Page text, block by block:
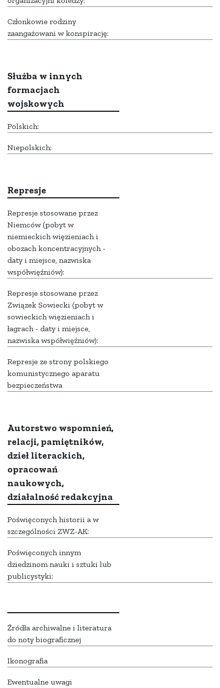
Członkowie rodziny
zaangażowani w konspirację:
Służba w innych
formacjach
wojskowych
Polskich:
Niepolskich:
Represje
Represje stosowane przez
Niemców (pobyt w
niemieckich więzieniach i
obozach koncentracyjnych -
daty i miejsce, nazwiska
współwięźniów):
Represje stosowane przez
Związek Sowiecki (pobyt w
sowieckich więzieniach i
łagrach - daty i miejsce,
nazwiska współwięźniów):
Represje ze strony polskiego
komunistycznego aparatu
bezpieczeństwa
Autorstwo wspomnień,
relacji, pamiętników,
dzieł literackich,
opracowań
naukowych,
działalność redakcyjna
Poświęconych historii a w
szczególności ZWZ-AK:
Poświęconych innym
dziedzinom nauki i sztuki lub
publicystyki:
Źródła archiwalne i literatura
do noty biograficznej
Ikonografia
Ewentualne uwagi